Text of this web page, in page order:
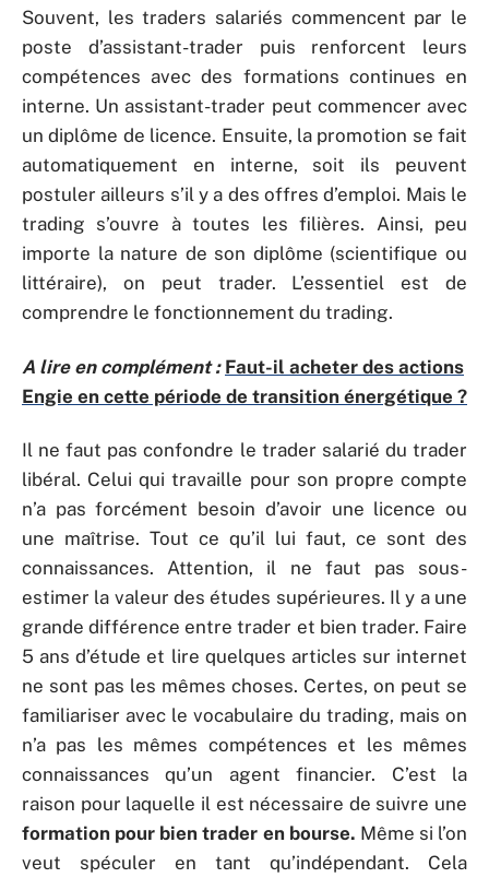
Souvent, les traders salariés commencent par le
poste d’assistant-trader puis renforcent leurs
compétences avec des formations continues en
interne. Un assistant-trader peut commencer avec
un diplôme de licence. Ensuite, la promotion se fait
automatiquement en interne, soit ils peuvent
postuler ailleurs s’il y a des offres d’emploi. Mais le
trading s’ouvre à toutes les filières. Ainsi, peu
importe la nature de son diplôme (scientifique ou
littéraire), on peut trader. L’essentiel est de
comprendre le fonctionnement du trading.
A lire en complément : Faut-il acheter des actions
Engie en cette période de transition énergétique ?
Il ne faut pas confondre le trader salarié du trader
libéral. Celui qui travaille pour son propre compte
n’a pas forcément besoin d’avoir une licence ou
une maîtrise. Tout ce qu’il lui faut, ce sont des
connaissances. Attention, il ne faut pas sous-
estimer la valeur des études supérieures. Il y a une
grande différence entre trader et bien trader. Faire
5 ans d’étude et lire quelques articles sur internet
ne sont pas les mêmes choses. Certes, on peut se
familiariser avec le vocabulaire du trading, mais on
n’a pas les mêmes compétences et les mêmes
connaissances qu’un agent financier. C’est la
raison pour laquelle il est nécessaire de suivre une
formation pour bien trader en bourse. Même si l’on
veut spéculer en tant qu’indépendant. Cela